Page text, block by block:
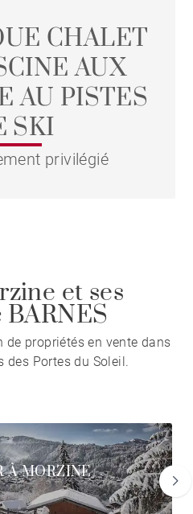
CHALET
AUX
AU PISTES
SKI
privilégié
et ses
de propriétés en vente dans
Portes du Soleil.
À MORZINE